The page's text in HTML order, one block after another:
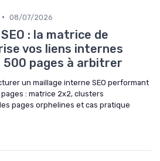
• 08/07/2026
: la matrice de
vos liens internes
500 pages à arbitrer
un maillage interne SEO performant
: matrice 2x2, clusters
pages orphelines et cas pratique